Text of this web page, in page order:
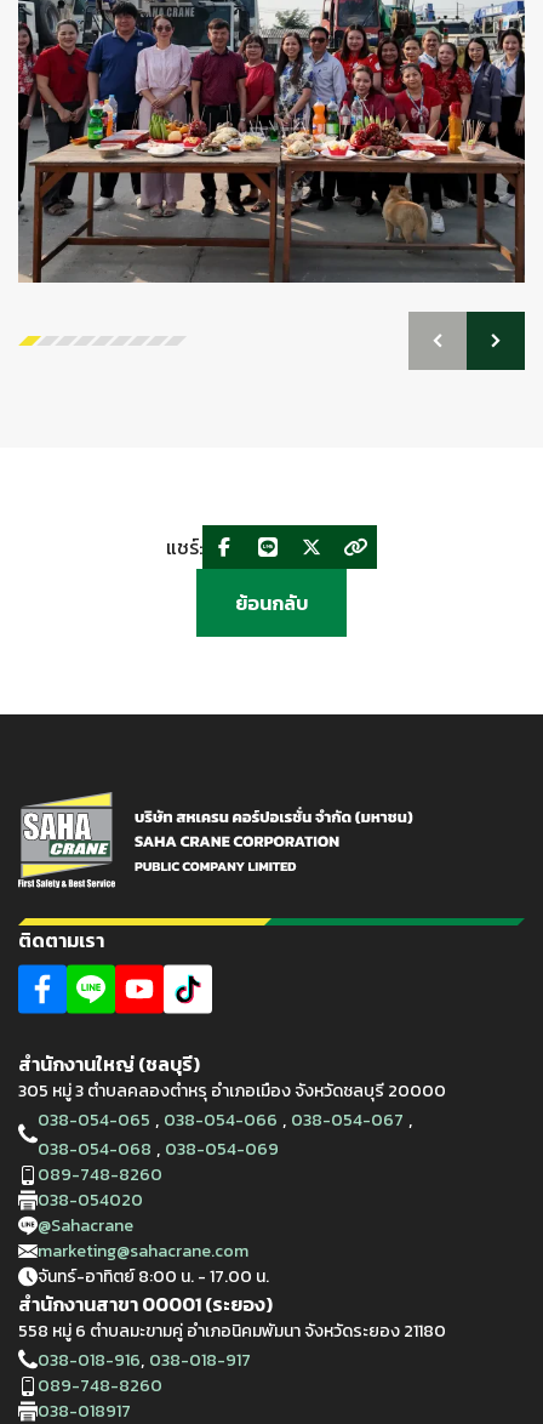
ย้อนกลับ
แชร์:
ติดตามเรา
สำนักงานใหญ่ (ชลบุรี)
305 หมู่ 3 ตำบลคลองตำหรุ อำเภอเมือง จังหวัดชลบุรี 20000
038-054-065 , 038-054-066 , 038-054-067 ,
038-054-068 , 038-054-069
089-748-8260
038-054020
@Sahacrane
marketing@sahacrane.com
จันทร์-อาทิตย์ 8:00 น. - 17.00 น.
สำนักงานสาขา 00001 (ระยอง)
558 หมู่ 6 ตำบลมะขามคู่ อำเภอนิคมพัมนา จังหวัดระยอง 21180
038-018-916, 038-018-917
089-748-8260
038-018917